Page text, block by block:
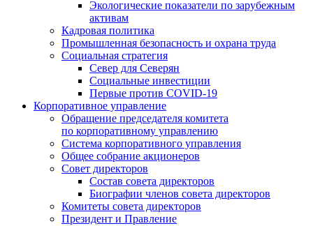
Экологические показатели по зарубежным
активам
Кадровая политика
Промышленная безопасность и охрана труда
Социальная стратегия
Север для Северян
Социальные инвестиции
Первые против COVID‑19
Корпоративное управление
Обращение председателя комитета
по корпоративному управлению
Система корпоративного управления
Общее собрание акционеров
Совет директоров
Состав совета директоров
Биографии членов совета директоров
Комитеты совета директоров
Президент и Правление